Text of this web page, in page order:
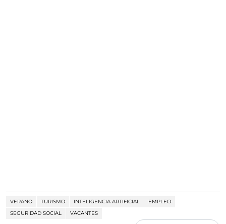
VERANO TURISMO INTELIGENCIA ARTIFICIAL
EMPLEO
SEGURIDAD SOCIAL
VACANTES